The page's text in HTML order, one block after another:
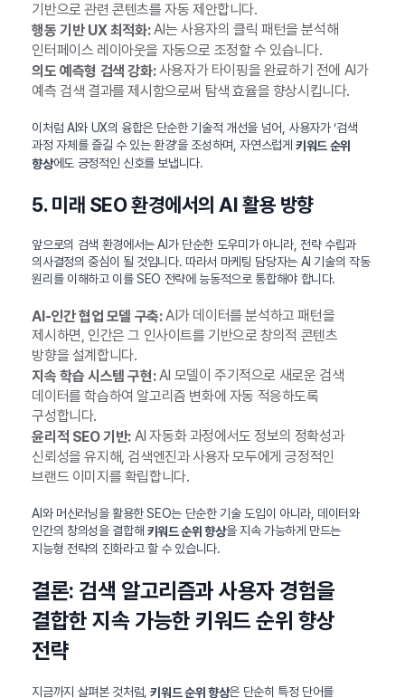
기반으로 관련 콘텐츠를 자동 제안합니다.
행동 기반 UX 최적화:AI는 사용자의 클릭 패턴을 분석해
인터페이스 레이아웃을 자동으로 조정할 수 있습니다.
의도 예측형 검색 강화:사용자가 타이핑을 완료하기 전에 AI가
예측 검색 결과를 제시함으로써 탐색 효율을 향상시킵니다.
이처럼 AI와 UX의 융합은 단순한 기술적 개선을 넘어, 사용자가 ‘검색
과정 자체를 즐길 수 있는 환경’을 조성하며, 자연스럽게키워드 순위
향상에도 긍정적인 신호를 보냅니다.
5. 미래 SEO 환경에서의 AI 활용 방향
앞으로의 검색 환경에서는 AI가 단순한 도우미가 아니라, 전략 수립과
의사결정의 중심이 될 것입니다. 따라서 마케팅 담당자는 AI 기술의 작동
원리를 이해하고 이를 SEO 전략에 능동적으로 통합해야 합니다.
AI-인간 협업 모델 구축:AI가 데이터를 분석하고 패턴을
제시하면, 인간은 그 인사이트를 기반으로 창의적 콘텐츠
방향을 설계합니다.
지속 학습 시스템 구현:AI 모델이 주기적으로 새로운 검색
데이터를 학습하여 알고리즘 변화에 자동 적응하도록
구성합니다.
윤리적 SEO 기반:AI 자동화 과정에서도 정보의 정확성과
신뢰성을 유지해, 검색엔진과 사용자 모두에게 긍정적인
브랜드 이미지를 확립합니다.
AI와 머신러닝을 활용한 SEO는 단순한 기술 도입이 아니라, 데이터와
인간의 창의성을 결합해 키워드 순위 향상을 지속 가능하게 만드는
지능형 전략의 진화라고 할 수 있습니다.
결론: 검색 알고리즘과 사용자 경험을
결합한 지속 가능한 키워드 순위 향상
전략
지금까지 살펴본 것처럼,키워드 순위 향상은 단순히 특정 단어를